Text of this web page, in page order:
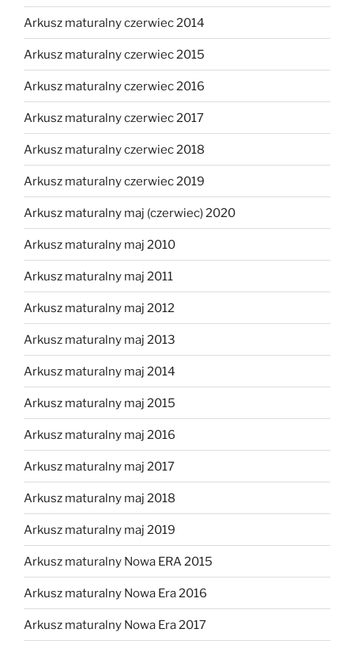
Arkusz maturalny czerwiec 2014
Arkusz maturalny czerwiec 2015
Arkusz maturalny czerwiec 2016
Arkusz maturalny czerwiec 2017
Arkusz maturalny czerwiec 2018
Arkusz maturalny czerwiec 2019
Arkusz maturalny maj (czerwiec) 2020
Arkusz maturalny maj 2010
Arkusz maturalny maj 2011
Arkusz maturalny maj 2012
Arkusz maturalny maj 2013
Arkusz maturalny maj 2014
Arkusz maturalny maj 2015
Arkusz maturalny maj 2016
Arkusz maturalny maj 2017
Arkusz maturalny maj 2018
Arkusz maturalny maj 2019
Arkusz maturalny Nowa ERA 2015
Arkusz maturalny Nowa Era 2016
Arkusz maturalny Nowa Era 2017